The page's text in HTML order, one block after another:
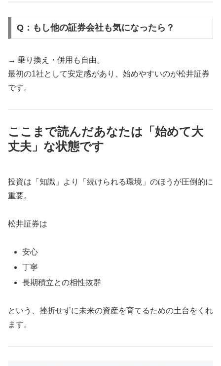
Q：もし他の証券会社も気になったら？
→ 乗り換え・併用も自由。
最初の1社として安定感があり、始めやすいのが松井証券
です。
ここまで読んだあなたは「始めて大
丈夫」な状態です
投資は「知識」より「続けられる環境」のほうが圧倒的に
重要。
松井証券は
安心
丁寧
長期積立との相性抜群
という、挫折せずに未来の資産を育てるための土台をくれ
ます。